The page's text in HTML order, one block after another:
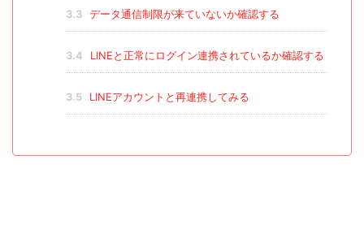
3.3 データ通信制限が来ていないか確認する
3.4 LINEと正常にログイン連携されているか確認する
3.5 LINEアカウントと再連携してみる